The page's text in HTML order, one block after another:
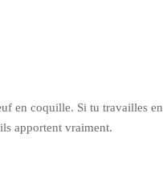
en coquille. Si tu travailles en
apportent vraiment.